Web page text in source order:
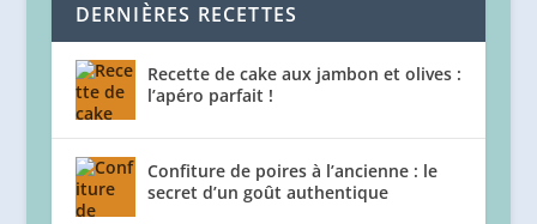
DERNIÈRES RECETTES
Recette de cake aux jambon et olives :
l’apéro parfait !
Confiture de poires à l’ancienne : le
secret d’un goût authentique